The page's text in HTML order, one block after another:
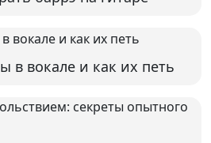
в вокале и как их петь